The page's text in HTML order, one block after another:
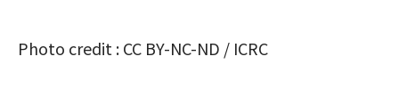
Photo credit : CC BY-NC-ND / ICRC